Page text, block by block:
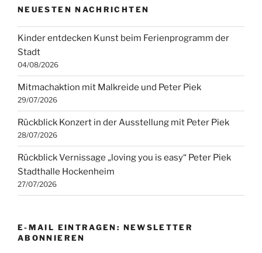
NEUESTEN NACHRICHTEN
Kinder entdecken Kunst beim Ferienprogramm der
Stadt
04/08/2026
Mitmachaktion mit Malkreide und Peter Piek
29/07/2026
Rückblick Konzert in der Ausstellung mit Peter Piek
28/07/2026
Rückblick Vernissage „loving you is easy“ Peter Piek
Stadthalle Hockenheim
27/07/2026
E-MAIL EINTRAGEN: NEWSLETTER
ABONNIEREN